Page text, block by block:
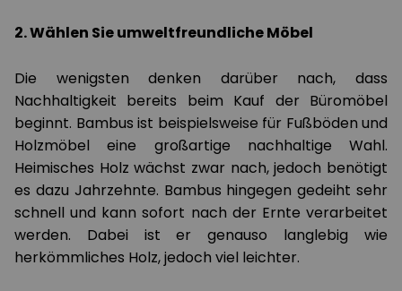
2. Wählen Sie umweltfreundliche Möbel
Die wenigsten denken darüber nach, dass
Nachhaltigkeit bereits beim Kauf der Büromöbel
beginnt. Bambus ist beispielsweise für Fußböden und
Holzmöbel eine großartige nachhaltige Wahl.
Heimisches Holz wächst zwar nach, jedoch benötigt
es dazu Jahrzehnte. Bambus hingegen gedeiht sehr
schnell und kann sofort nach der Ernte verarbeitet
werden. Dabei ist er genauso langlebig wie
herkömmliches Holz, jedoch viel leichter.